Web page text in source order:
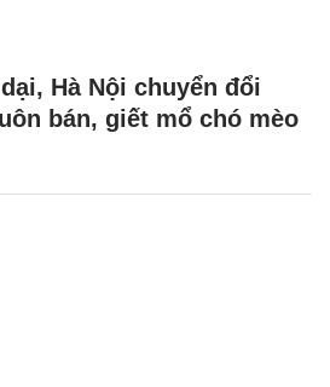
Hà Nội chuyển đổi
bán, giết mổ chó mèo